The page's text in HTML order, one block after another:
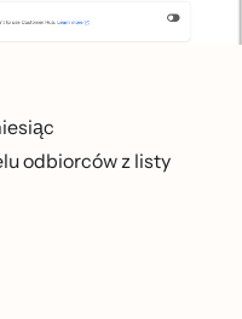
odbiorców z listy